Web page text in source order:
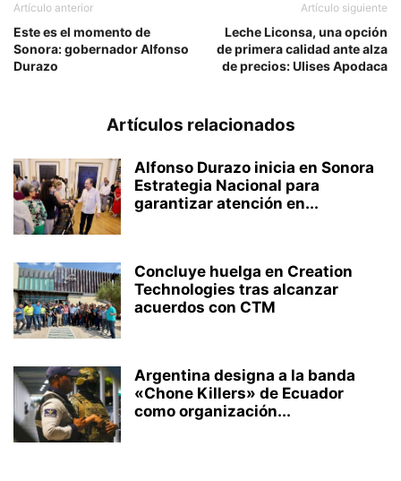
Artículo anterior
Este es el momento de
Sonora: gobernador Alfonso
Durazo
Artículo siguiente
Leche Liconsa, una opción
de primera calidad ante alza
de precios: Ulises Apodaca
Artículos relacionados
Alfonso Durazo inicia en Sonora
Estrategia Nacional para
garantizar atención en...
Concluye huelga en Creation
Technologies tras alcanzar
acuerdos con CTM
Argentina designa a la banda
«Chone Killers» de Ecuador
como organización...